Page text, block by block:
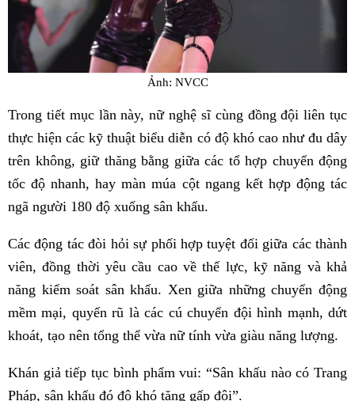
Ảnh: NVCC
Trong tiết mục lần này, nữ nghệ sĩ cùng đồng đội liên tục
thực hiện các kỹ thuật biểu diễn có độ khó cao như đu dây
trên không, giữ thăng bằng giữa các tổ hợp chuyển động
tốc độ nhanh, hay màn múa cột ngang kết hợp động tác
ngã người 180 độ xuống sân khấu.
Các động tác đòi hỏi sự phối hợp tuyệt đối giữa các thành
viên, đồng thời yêu cầu cao về thể lực, kỹ năng và khả
năng kiểm soát sân khấu. Xen giữa những chuyển động
mềm mại, quyến rũ là các cú chuyển đội hình mạnh, dứt
khoát, tạo nên tổng thể vừa nữ tính vừa giàu năng lượng.
Khán giả tiếp tục bình phẩm vui: “Sân khấu nào có Trang
Pháp, sân khấu đó độ khó tăng gấp đôi”.